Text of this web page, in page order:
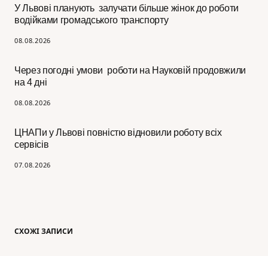
У Львові планують залучати більше жінок до роботи
водійками громадського транспорту
08.08.2026
Через погодні умови роботи на Науковій продовжили
на 4 дні
08.08.2026
ЦНАПи у Львові повністю відновили роботу всіх
сервісів
07.08.2026
СХОЖІ ЗАПИСИ